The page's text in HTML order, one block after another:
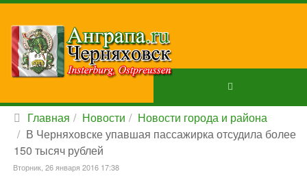
Главная Новости
Новости города и района
В Черняховске упавшая пассажирка отсудила более
150 тысяч рублей
Вторник, 26 января 2016 17:38